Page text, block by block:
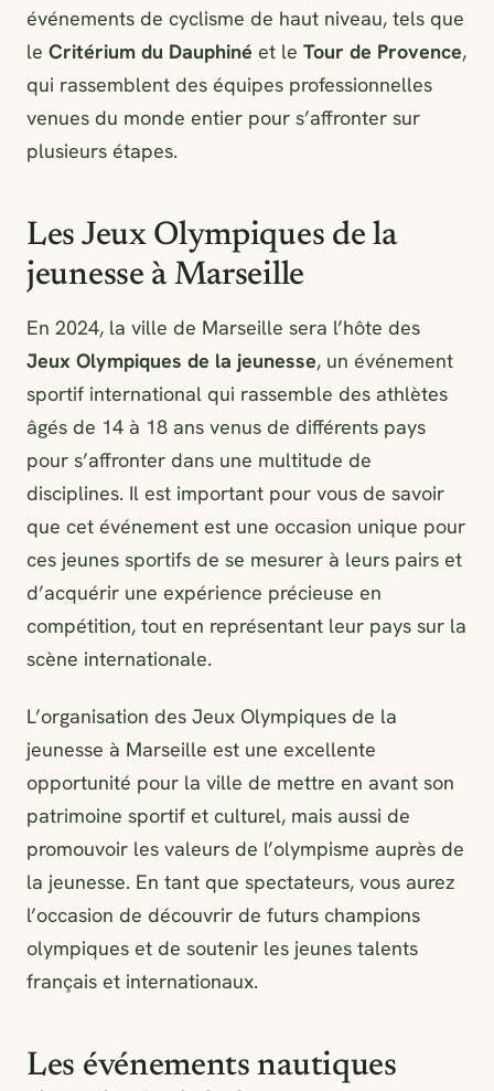
événements de cyclisme de haut niveau, tels que
le Critérium du Dauphiné et le Tour de Provence,
qui rassemblent des équipes professionnelles
venues du monde entier pour s’affronter sur
plusieurs étapes.
Les Jeux Olympiques de la
jeunesse à Marseille
En 2024, la ville de Marseille sera l’hôte des
Jeux Olympiques de la jeunesse, un événement
sportif international qui rassemble des athlètes
âgés de 14 à 18 ans venus de différents pays
pour s’affronter dans une multitude de
disciplines. Il est important pour vous de savoir
que cet événement est une occasion unique pour
ces jeunes sportifs de se mesurer à leurs pairs et
d’acquérir une expérience précieuse en
compétition, tout en représentant leur pays sur la
scène internationale.
L’organisation des Jeux Olympiques de la
jeunesse à Marseille est une excellente
opportunité pour la ville de mettre en avant son
patrimoine sportif et culturel, mais aussi de
promouvoir les valeurs de l’olympisme auprès de
la jeunesse. En tant que spectateurs, vous aurez
l’occasion de découvrir de futurs champions
olympiques et de soutenir les jeunes talents
français et internationaux.
Les événements nautiques